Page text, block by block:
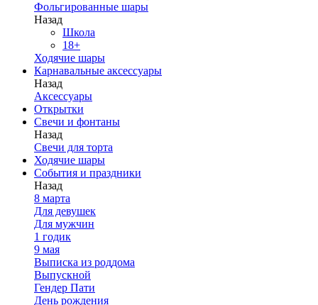
Фольгированные шары
Назад
Школа
18+
Ходячие шары
Карнавальные аксессуары
Назад
Аксессуары
Открытки
Свечи и фонтаны
Назад
Свечи для торта
Ходячие шары
События и праздники
Назад
8 марта
Для девушек
Для мужчин
1 годик
9 мая
Выписка из роддома
Выпускной
Гендер Пати
День рождения